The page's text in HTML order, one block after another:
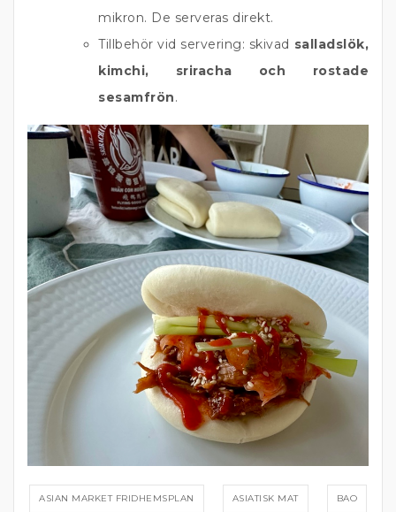
mikron. De serveras direkt.
Tillbehör vid servering: skivad salladslök,
kimchi, sriracha och rostade
sesamfrön.
ASIAN MARKET FRIDHEMSPLAN ASIATISK MAT BAO